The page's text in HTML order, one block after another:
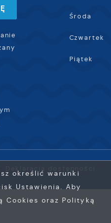
Środa
Czwartek
Piątek
Deklaracja dostępności
określić warunki
Ustawienia. Aby
Cookies oraz Polityką
naszymi partnerami oraz
w charakterze
treści w postaci